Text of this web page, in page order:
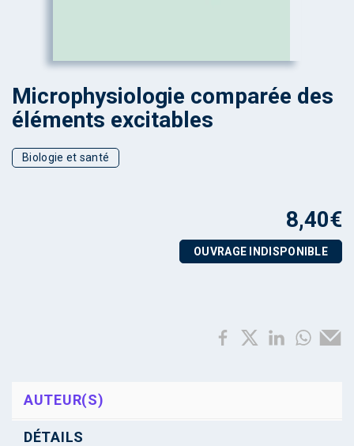
Microphysiologie comparée des
éléments excitables
Biologie et santé
8,40€
OUVRAGE INDISPONIBLE
AUTEUR(S)
DÉTAILS